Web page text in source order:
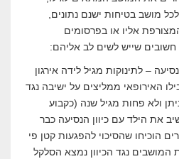
מושב בטיחות ישנם נתונים,
אליו או בפרסומים
חשובים שייש לשים לב אליהם:
– לתינוקות מגיל לידה אירגון
האירופאי ממליצים על ישיבה נגד
ולא פחות מגיל שנה (כקבוע
את הילד עם כיוון הנסיעה כבר
הוכיחו שהסיכוי להפגעות קטן פי
המושבים נגד הכיוון נמצא הסלקל